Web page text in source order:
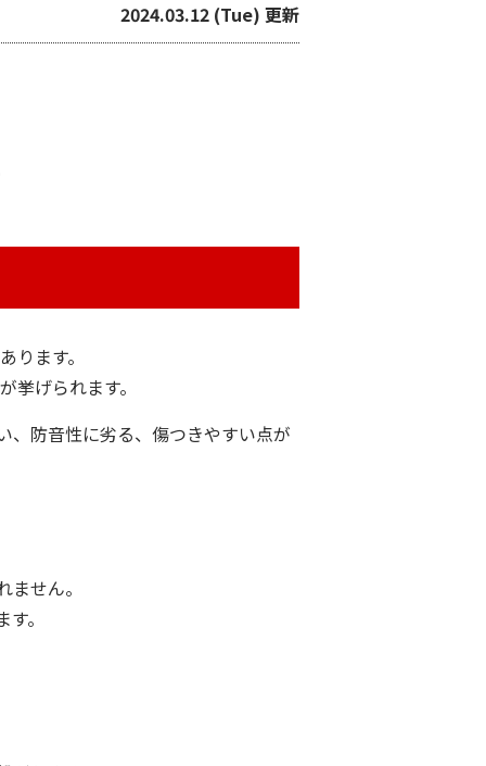
2024.03.12 (Tue) 更新
ます。
げられます。
、防音性に劣る、傷つきやすい点が
せん。
。